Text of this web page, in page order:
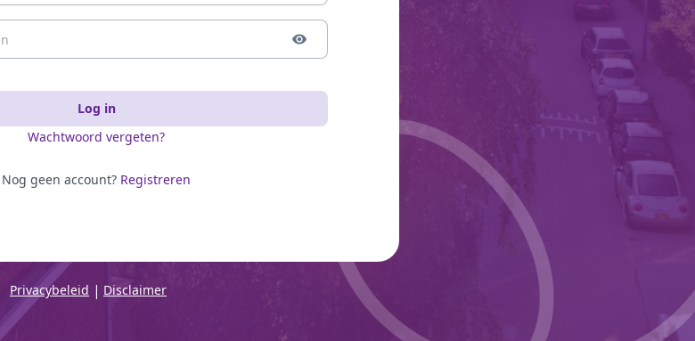
Log in
Wachtwoord vergeten?
Nog geen account? Registreren
Privacybeleid | Disclaimer